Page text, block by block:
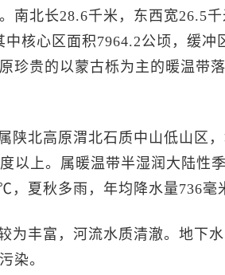
南北长28.6千米，东西宽26.5
中核心区面积7964.2公顷，缓
珍贵的以蒙古栎为主的暖温带
陕北高原渭北石质中山低山区
以上。属暖温带半湿润大陆性
，夏秋多雨，年均降水量736毫
为丰富，河流水质清澈。地下
染。